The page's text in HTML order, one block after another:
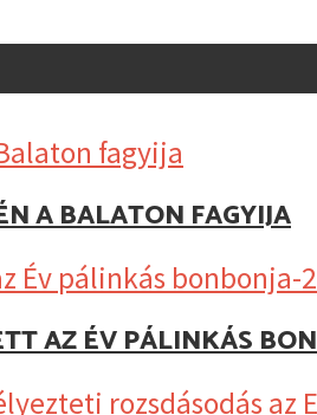
A BALATON FAGYIJA
AZ ÉV PÁLINKÁS